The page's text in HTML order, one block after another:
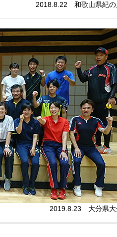
2018.8.22 和歌山県紀の
2019.8.23 大分県大